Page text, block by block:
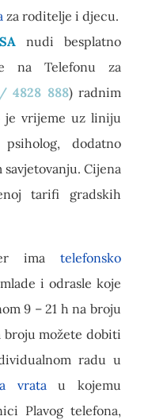
za roditelje i djecu.
nudi besplatno
na Telefonu za
4828 888) radnim
je vrijeme uz liniju
dodatno
Cijena
tarifi gradskih
imatelefonsko
i odrasle koje
9 – 21 h na broju
broju možete dobiti
radu u
vratau kojemu
Plavog telefona,